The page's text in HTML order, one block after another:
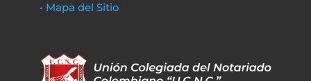
• Mapa del Sitio